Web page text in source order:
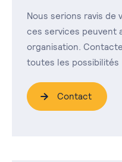
Nous serions ravis de
ces services peuvent
organisation.
toutes les possibilités
Contact